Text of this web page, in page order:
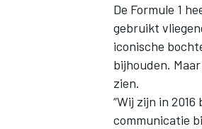
De Formule 1
gebruikt
iconische
bijhouden.
zien.
“Wij zijn in
communicatie